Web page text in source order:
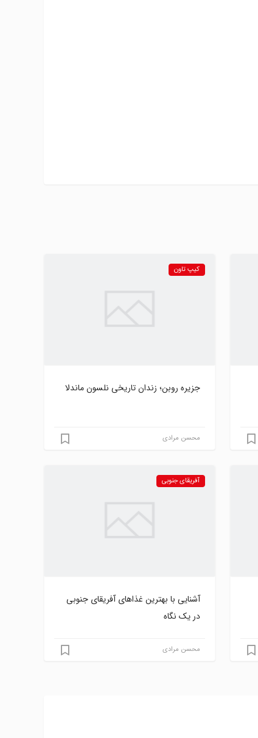
کیپ تاون
جزیره روبن؛ زندان تاریخی نلسون ماندلا
محسن مرادی
آفریقای جنوبی
آشنایی با بهترین غذاهای آفریقای جنوبی
در یک نگاه
محسن مرادی